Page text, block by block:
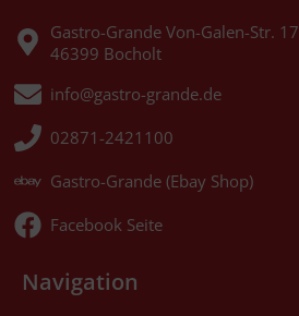
Gastro-Grande Von-Galen-Str. 17
46399 Bocholt
info@gastro-grande.de
02871-2421100
Gastro-Grande (Ebay Shop)
Facebook Seite
Navigation